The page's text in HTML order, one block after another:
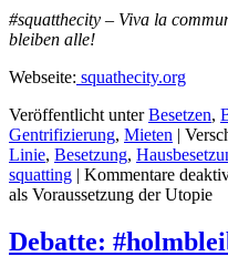
#squatthecity – Viva la
bleiben alle!
Webseite: squathecity.org
Veröffentlicht unter Besetzen,
Gentrifizierung, Mieten |
Linie, Besetzung,
squatting | Kommentare
als Voraussetzung der Utopie
Debatte: